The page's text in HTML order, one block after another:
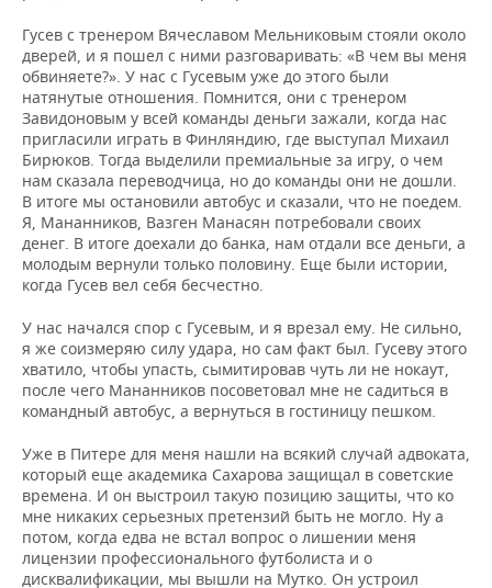
Гусев с тренером Вячеславом Мельниковым стояли около
дверей, и я пошел с ними разговаривать: «В чем вы меня
обвиняете?». У нас с Гусевым уже до этого были
натянутые отношения. Помнится, они с тренером
Завидоновым у всей команды деньги зажали, когда нас
пригласили играть в Финляндию, где выступал Михаил
Бирюков. Тогда выделили премиальные за игру, о чем
нам сказала переводчица, но до команды они не дошли.
В итоге мы остановили автобус и сказали, что не поедем.
Я, Мананников, Вазген Манасян потребовали своих
денег. В итоге доехали до банка, нам отдали все деньги, а
молодым вернули только половину. Еще были истории,
когда Гусев вел себя бесчестно.
У нас начался спор с Гусевым, и я врезал ему. Не сильно,
я же соизмеряю силу удара, но сам факт был. Гусеву этого
хватило, чтобы упасть, сымитировав чуть ли не нокаут,
после чего Мананников посоветовал мне не садиться в
командный автобус, а вернуться в гостиницу пешком.
Уже в Питере для меня нашли на всякий случай адвоката,
который еще академика Сахарова защищал в советские
времена. И он выстроил такую позицию защиты, что ко
мне никаких серьезных претензий быть не могло. Ну а
потом, когда едва не встал вопрос о лишении меня
лицензии профессионального футболиста и о
дисквалификации, мы вышли на Мутко. Он устроил